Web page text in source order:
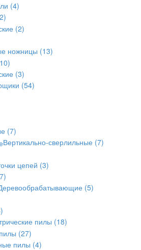
(4)
(2)
ножницы (13)
(3)
(54)
(7)
Вертикально-сверлильные (7)
цепей (3)
(5)
пилы (18)
(27)
пилы (4)